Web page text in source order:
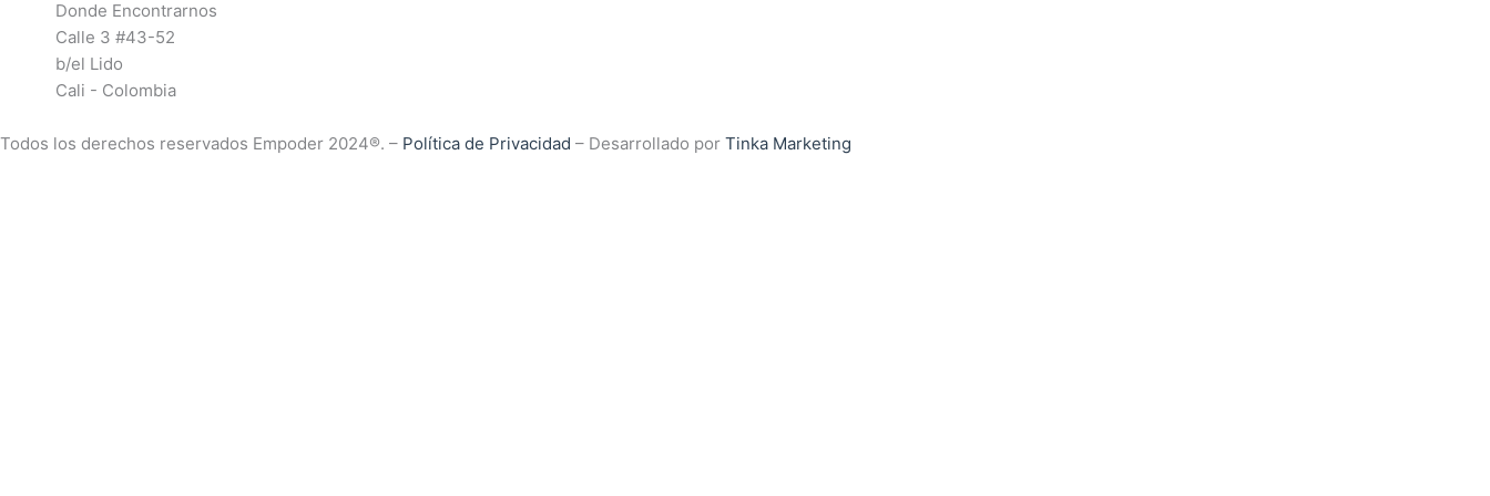
Donde Encontrarnos
Calle 3 #43-52
b/el Lido
Cali - Colombia
Todos los derechos reservados Empoder 2024®. – Política de Privacidad – Desarrollado por Tinka Marketing